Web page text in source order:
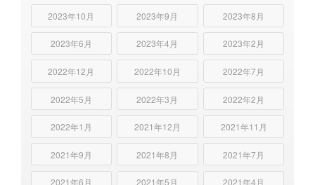
2023年10月 2023年9月 2023年8月
2023年6月 2023年4月 2023年2月
2022年12月 2022年10月 2022年7月
2022年5月 2022年3月 2022年2月
2022年1月 2021年12月 2021年11月
2021年9月 2021年8月 2021年7月
2021年6月 2021年5月 2021年4月